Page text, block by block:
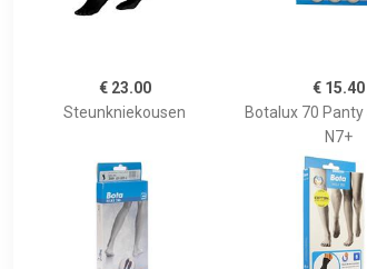
€ 23.00
Steunkniekousen
€ 15.40
Botalux 70 Panty
N7+